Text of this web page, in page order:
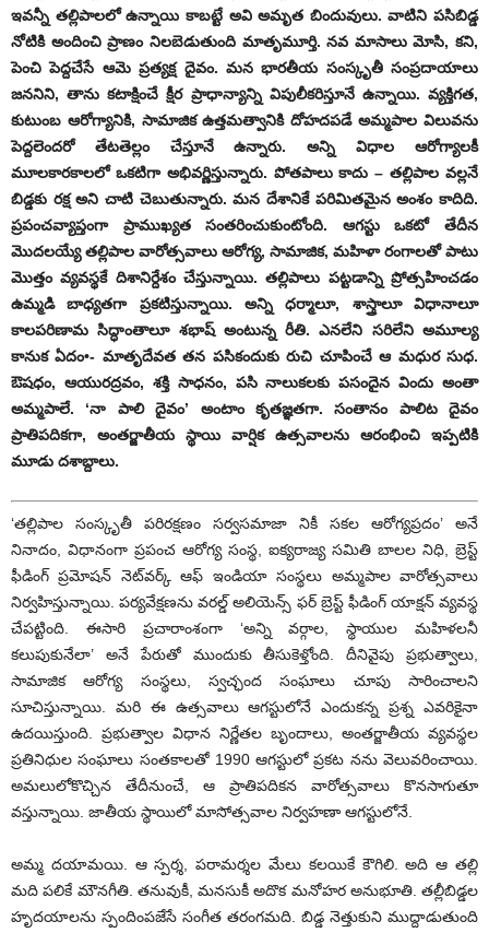
ఇవన్నీ తల్లిపాలలో ఉన్నాయి కాబట్టే అవి అమృత బిందువులు. వాటిని పసిబిడ్డ
నోటికి అందించి ప్రాణం నిలబెడుతుంది మాతృమూర్తి. నవ మాసాలు మోసి, కని,
పెంచి పెద్దచేసే ఆమె ప్రత్యక్ష దైవం. మన భారతీయ సంస్కృతీ సంప్రదాయాలు
జననిని, తాను కటాక్షించే క్షీర ప్రాధాన్యాన్ని విపులీకరిస్తూనే ఉన్నాయి. వ్యక్తిగత,
కుటుంబ ఆరోగ్యానికి, సామాజిక ఉత్తమత్వానికి దోహదపడే అమ్మపాల విలువను
పెద్దలెందరో తేటతెల్లం చేస్తూనే ఉన్నారు. అన్ని విధాల ఆరోగ్యాలకీ
మూలకారకాలలో ఒకటిగా అభివర్ణిస్తున్నారు. పోతపాలు కాదు – తల్లిపాల వల్లనే
బిడ్డకు రక్ష అని చాటి చెబుతున్నారు. మన దేశానికే పరిమితమైన అంశం కాదిది.
ప్రపంచవ్యాప్తంగా ప్రాముఖ్యత సంతరించుకుంటోంది. ఆగస్టు ఒకటో తేదీన
మొదలయ్యే తల్లిపాల వారోత్సవాలు ఆరోగ్య, సామాజిక, మహిళా రంగాలతో పాటు
మొత్తం వ్యవస్థకే దిశానిర్దేశం చేస్తున్నాయి. తల్లిపాలు పట్టడాన్ని ప్రోత్సహించడం
ఉమ్మడి బాధ్యతగా ప్రకటిస్తున్నాయి. అన్ని ధర్మాలూ, శాస్త్రాలూ విధానాలూ
కాలపరిణామ సిద్ధాంతాలూ శభాష్‌ అం‌టున్న రీతి. ఎనలేని సరిలేని అమూల్య
కానుక ఏదం•- మాతృదేవత తన పసికందుకు రుచి చూపించే ఆ మధుర సుధ.
ఔషధం, ఆయురద్రవం, శక్తి సాధనం, పసి నాలుకలకు పసందైన విందు అంతా
అమ్మపాలే. ‘నా పాలి దైవం’ అంటాం కృతజ్ఞతగా. సంతానం పాలిట దైవం
ప్రాతిపదికగా, అంతర్జాతీయ స్థాయి వార్షిక ఉత్సవాలను ఆరంభించి ఇప్పటికి
మూడు దశాబ్దాలు.
‘తల్లిపాల సంస్కృతీ పరిరక్షణం సర్వసమాజా నికీ సకల ఆరోగ్యప్రదం’ అనే
నినాదం, విధానంగా ప్రపంచ ఆరోగ్య సంస్థ, ఐక్యరాజ్య సమితి బాలల నిధి, బ్రెస్ట్
‌ఫీడింగ్‌ ‌ప్రమోషన్‌ ‌నెట్‌వర్క్ ఆఫ్‌ ఇం‌డియా సంస్థలు అమ్మపాల వారోత్సవాలు
నిర్వహిస్తున్నాయి. పర్యవేక్షణను వరల్డ్ అలియెన్స్ ‌ఫర్‌ ‌బ్రెస్ట్ ‌ఫీడింగ్‌ ‌యాక్షన్‌ ‌వ్యవస్థ
చేపట్టింది. ఈసారి ప్రచారాంశంగా ‘అన్ని వర్గాల, స్థాయుల మహిళలనీ
కలుపుకునేలా’ అనే పేరుతో ముందుకు తీసుకెళ్తోంది. దీనివైపు ప్రభుత్వాలు,
సామాజిక ఆరోగ్య సంస్థలు, స్వచ్ఛంద సంఘాలు చూపు సారించాలని
సూచిస్తున్నాయి. మరి ఈ ఉత్సవాలు ఆగస్టులోనే ఎందుకన్న ప్రశ్న ఎవరికైనా
ఉదయిస్తుంది. ప్రభుత్వాల విధాన నిర్ణేతల బృందాలు, అంతర్జాతీయ వ్యవస్థల
ప్రతినిధుల సంఘాలు సంతకాలతో 1990 ఆగస్టులో ప్రకట నను వెలువరించాయి.
అమలులోకొచ్చిన తేదీనుంచే, ఆ ప్రాతిపదికన వారోత్సవాలు కొనసాగుతూ
వస్తున్నాయి. జాతీయ స్థాయిలో మాసోత్సవాల నిర్వహణా ఆగస్టులోనే.
అమ్మ దయామయి. ఆ స్పర్శ, పరామర్శల మేలు కలయికే కౌగిలి. అది ఆ తల్లి
మది పలికే మౌనగీతి. తనువుకీ, మనసుకీ అదొక మనోహర అనుభూతి. తల్లీబిడ్డల
హృదయాలను స్పందింపజేసే సంగీత తరంగమది. బిడ్డ నెత్తుకుని ముద్దాడుతుంది